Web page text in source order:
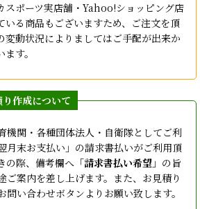
スポーツ実店舗・Yahoo!ショッピング店
いる商品もございますため、ご注文を頂
変動状況によりましてはご手配が出来か
す。
機関・各種団体法人・自衛隊としてご利
月末お支払い」の請求書払いがご利用頂
の際、備考欄へ「請求書払い希望 」の旨
ご案内を差し上げます。また、お見積り
問い合わせボタンよりお願い致します。